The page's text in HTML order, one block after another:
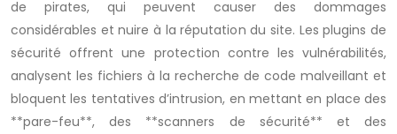
de pirates, qui peuvent causer des dommages
considérables et nuire à la réputation du site. Les plugins de
sécurité offrent une protection contre les vulnérabilités,
analysent les fichiers à la recherche de code malveillant et
bloquent les tentatives d’intrusion, en mettant en place des
**pare-feu**, des **scanners de sécurité** et des